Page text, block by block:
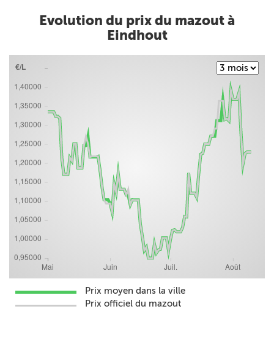
Evolution du prix du mazout à
Eindhout
Prix moyen dans la ville
Prix officiel du mazout